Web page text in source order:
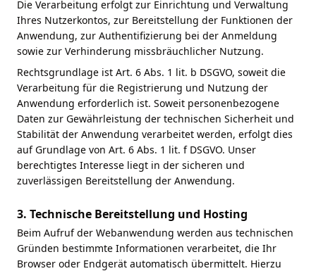
Die Verarbeitung erfolgt zur Einrichtung und Verwaltung
Ihres Nutzerkontos, zur Bereitstellung der Funktionen der
Anwendung, zur Authentifizierung bei der Anmeldung
sowie zur Verhinderung missbräuchlicher Nutzung.
Rechtsgrundlage ist Art. 6 Abs. 1 lit. b DSGVO, soweit die
Verarbeitung für die Registrierung und Nutzung der
Anwendung erforderlich ist. Soweit personenbezogene
Daten zur Gewährleistung der technischen Sicherheit und
Stabilität der Anwendung verarbeitet werden, erfolgt dies
auf Grundlage von Art. 6 Abs. 1 lit. f DSGVO. Unser
berechtigtes Interesse liegt in der sicheren und
zuverlässigen Bereitstellung der Anwendung.
3. Technische Bereitstellung und Hosting
Beim Aufruf der Webanwendung werden aus technischen
Gründen bestimmte Informationen verarbeitet, die Ihr
Browser oder Endgerät automatisch übermittelt. Hierzu